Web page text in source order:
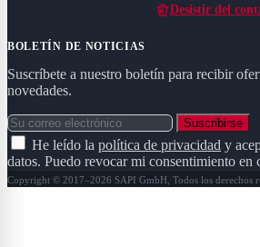
Desistir del
BOLETÍN DE NOTICIAS
Suscríbete a nuestro boletín para recibir
novedades.
Suscribirse
He leído la política de privacidad y
datos. Puedo revocar mi consentimiento en
Copyright © 2017–2026 SAPI GmbH, Todos los derechos